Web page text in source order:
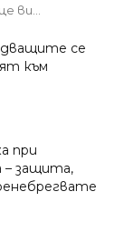
ви...
се
към
при
– защита,